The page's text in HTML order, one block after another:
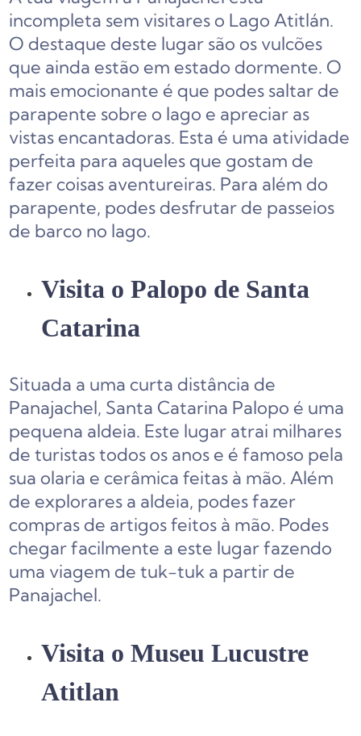
incompleta sem visitares o Lago Atitlán.
O destaque deste lugar são os vulcões
que ainda estão em estado dormente. O
mais emocionante é que podes saltar de
parapente sobre o lago e apreciar as
vistas encantadoras. Esta é uma atividade
perfeita para aqueles que gostam de
fazer coisas aventureiras. Para além do
parapente, podes desfrutar de passeios
de barco no lago.
Visita o Palopo de Santa
Catarina
Situada a uma curta distância de
Panajachel, Santa Catarina Palopo é uma
pequena aldeia. Este lugar atrai milhares
de turistas todos os anos e é famoso pela
sua olaria e cerâmica feitas à mão. Além
de explorares a aldeia, podes fazer
compras de artigos feitos à mão. Podes
chegar facilmente a este lugar fazendo
uma viagem de tuk-tuk a partir de
Panajachel.
Visita o Museu Lucustre
Atitlan